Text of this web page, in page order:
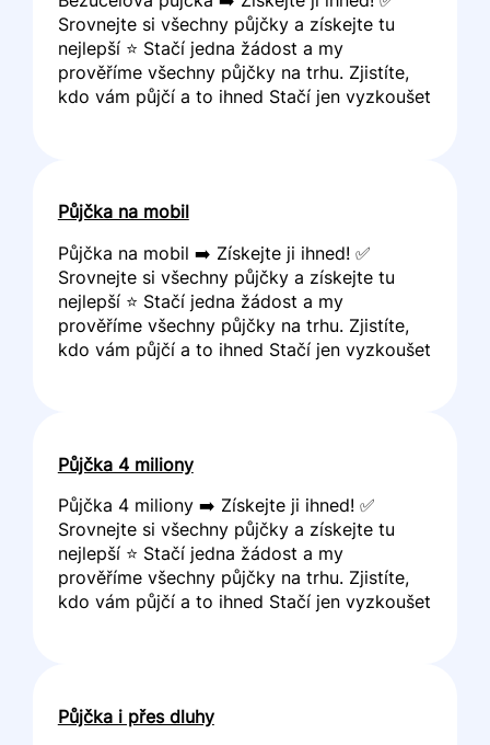
Srovnejte si všechny půjčky a získejte tu
nejlepší ⭐ Stačí jedna žádost a my
prověříme všechny půjčky na trhu. Zjistíte,
kdo vám půjčí a to ihned Stačí jen vyzkoušet
Půjčka na mobil
Půjčka na mobil ➡️ Získejte ji ihned! ✅
Srovnejte si všechny půjčky a získejte tu
nejlepší ⭐ Stačí jedna žádost a my
prověříme všechny půjčky na trhu. Zjistíte,
kdo vám půjčí a to ihned Stačí jen vyzkoušet
Půjčka 4 miliony
Půjčka 4 miliony ➡️ Získejte ji ihned! ✅
Srovnejte si všechny půjčky a získejte tu
nejlepší ⭐ Stačí jedna žádost a my
prověříme všechny půjčky na trhu. Zjistíte,
kdo vám půjčí a to ihned Stačí jen vyzkoušet
Půjčka i přes dluhy